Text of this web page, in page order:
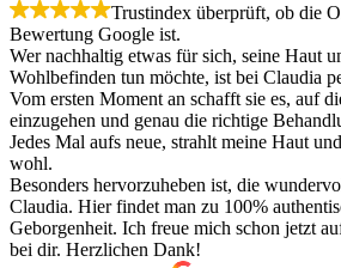
Trustindex überprüft, ob die
Bewertung Google ist.
Wer nachhaltig etwas für sich, seine Haut
Wohlbefinden tun möchte, ist bei Claudia
Vom ersten Moment an schafft sie es, auf
einzugehen und genau die richtige
Jedes Mal aufs neue, strahlt meine Haut
wohl.
Besonders hervorzuheben ist, die
Claudia. Hier findet man zu 100%
Geborgenheit. Ich freue mich schon jetzt
bei dir. Herzlichen Dank!